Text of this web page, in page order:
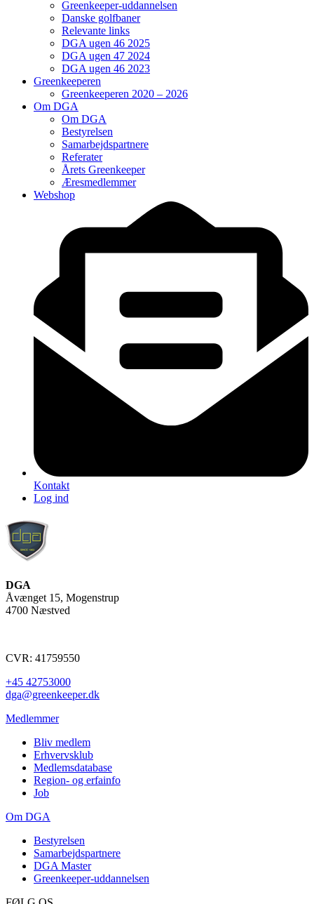
Greenkeeper-uddannelsen
Danske golfbaner
Relevante links
DGA ugen 46 2025
DGA ugen 47 2024
DGA ugen 46 2023
Greenkeeperen
Greenkeeperen 2020 – 2026
Om DGA
Om DGA
Bestyrelsen
Samarbejdspartnere
Referater
Årets Greenkeeper
Æresmedlemmer
Webshop
Kontakt
Log ind
DGA
Åvænget 15, Mogenstrup
4700 Næstved
CVR: 41759550
+45 42753000
dga@greenkeeper.dk
Medlemmer
Bliv medlem
Erhvervsklub
Medlemsdatabase
Region- og erfainfo
Job
Om DGA
Bestyrelsen
Samarbejdspartnere
DGA Master
Greenkeeper-uddannelsen